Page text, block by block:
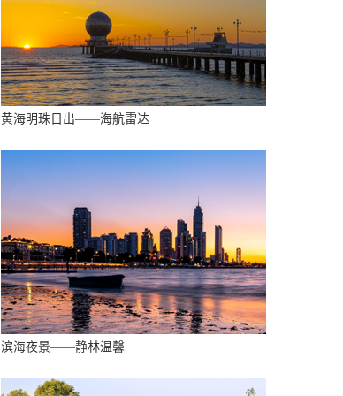
黄海明珠日出——海航雷达
滨海夜景——静林温馨